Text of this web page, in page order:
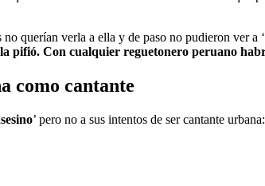
no querían verla a ella y de paso no pudieron ver a ‘
pifió. Con cualquier reguetonero peruano
como cantante
’ pero no a sus intentos de ser cantante